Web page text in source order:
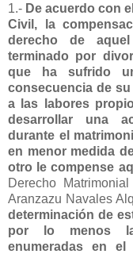
1.- De acuerdo con
Civil, la
derecho de
terminado por
que ha sufrido
consecuencia de
a las labores
desarrollar una
durante el
en menor medida
otro le compense
Derecho
Aranzazu Navales
determinación de
por lo menos
enumeradas en